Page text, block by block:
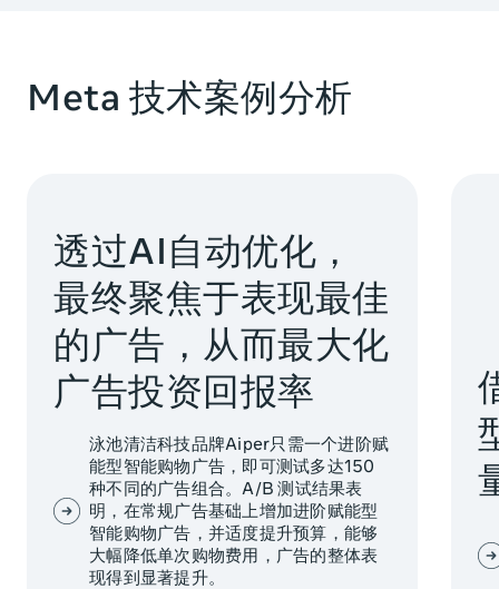
Meta 技术案例分析
透过AI自动优化，
最终聚焦于表现最佳
的广告，从而最大化
广告投资回报率
泳池清洁科技品牌Aiper只需一个进阶赋
能型智能购物广告，即可测试多达150
种不同的广告组合。A/B 测试结果表
明，在常规广告基础上增加进阶赋能型
智能购物广告，并适度提升预算，能够
大幅降低单次购物费用，广告的整体表
现得到显著提升。